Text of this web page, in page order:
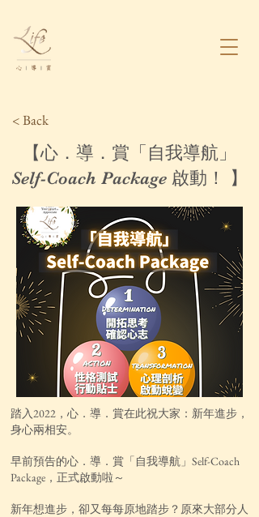
< Back
【心．導．賞「自我導航」
Self-Coach Package 啟動！ 】
踏入2022，心．導．賞在此祝大家：新年進步，
身心兩相安。
早前預告的心．導．賞「自我導航」Self-Coach
Package，正式啟動啦～
新年想進步，卻又每每原地踏步？原來大部分人